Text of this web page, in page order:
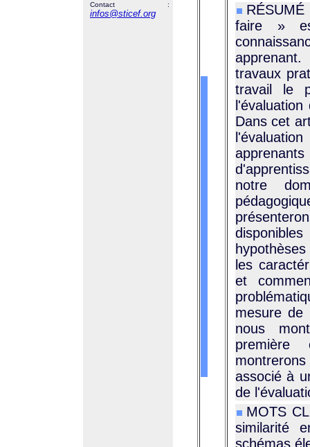
Contact :
infos@sticef.org
faire »
travaux
travail le
Dans cet
notre
les
et
mesure de
nous
première
associé à
de
MOTS
similarité
schémas